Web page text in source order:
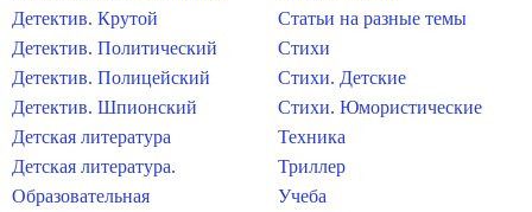
Детектив. Крутой
Детектив. Политический
Детектив. Полицейский
Детектив. Шпионский
Детская литература
Детская литература.
Образовательная
Статьи на разные темы
Стихи
Стихи. Детские
Стихи. Юмористические
Техника
Триллер
Учеба